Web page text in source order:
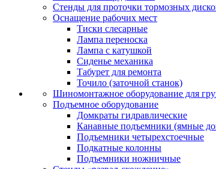
Стенды для проточки тормозных
Оснащение рабочих мест
Тиски слесарные
Лампа переноска
Лампа с катушкой
Сиденье механика
Табурет для ремонта
Точило (заточной станок)
Шиномонтажное оборудование для
Подъемное оборудование
Домкраты гидравлические
Канавные подъемники (ямные
Подъемники четырехстоечные
Подкатные колонны
Подъемники ножничные